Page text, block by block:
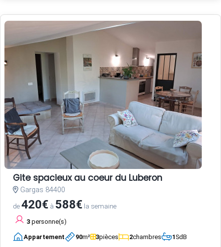
Gite spacieux au coeur du Luberon
Gargas 84400
de420€ à 588€ la semaine
3 personne(s)
Appartement 90m² 3pièces 2chambres 1SdB